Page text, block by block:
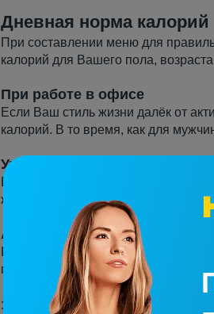
Дневная норма калорий
При составлении меню для
калорий для Вашего пола,
При работе в офисе
Если Ваш стиль жизни далёк от
калорий. В то время, как для
Умеренный темп жизни
Если Вы не упускаете
женщин, для мужчин – 2600.
Активный темп жизни
Когда со спортом Вы на «ты», то
потребляемых калорий равно 2400,
Эти показатели могут